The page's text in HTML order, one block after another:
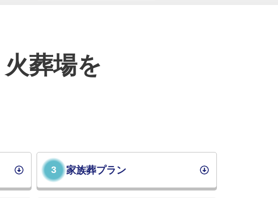
葬場を
3 家族葬プラン